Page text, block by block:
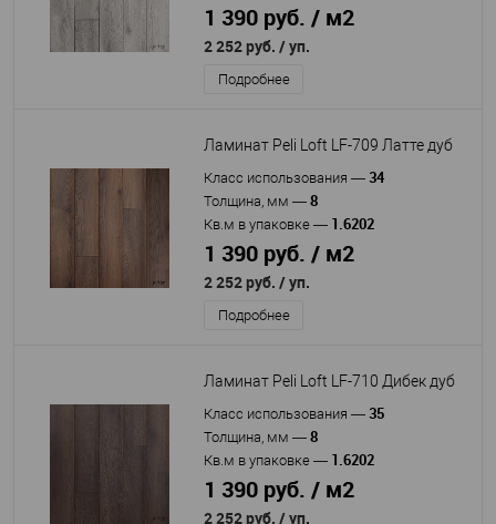
1 390 руб. / м2
2 252 руб. / уп.
Подробнее
Ламинат Peli Loft LF-709 Латте дуб
Класс использования — 34
Толщина, мм — 8
Кв.м в упаковке — 1.6202
1 390 руб. / м2
2 252 руб. / уп.
Подробнее
Ламинат Peli Loft LF-710 Дибек дуб
Класс использования — 35
Толщина, мм — 8
Кв.м в упаковке — 1.6202
1 390 руб. / м2
2 252 руб. / уп.